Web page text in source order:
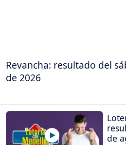
Revancha: resultado del
de 2026
de